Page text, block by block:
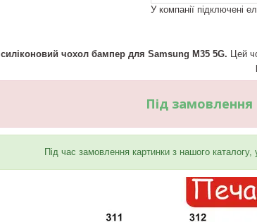
У компанії підключені
силіконовий чохол бампер для Samsung M35 5G. Цей
Під замовлення
Під час замовлення картинки з нашого